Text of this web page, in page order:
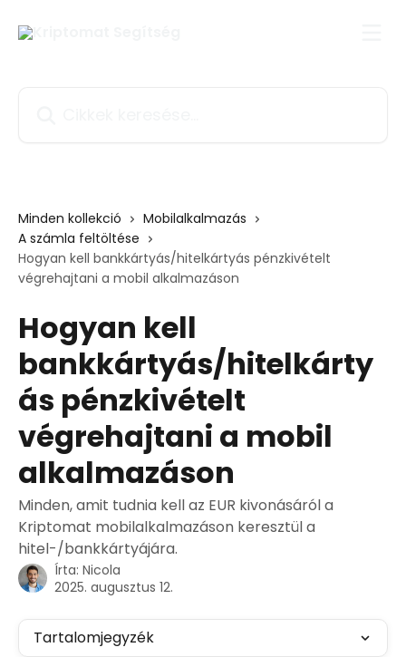
Minden kollekció
Mobilalkalmazás
A számla feltöltése
Hogyan kell bankkártyás/hitelkártyás pénzkivételt
végrehajtani a mobil alkalmazáson
Hogyan kell
bankkártyás/hitelkárty
ás pénzkivételt
végrehajtani a mobil
alkalmazáson
Minden, amit tudnia kell az EUR kivonásáról a
Kriptomat mobilalkalmazáson keresztül a
hitel-/bankkártyájára.
Írta: Nicola
2025. augusztus 12.
Tartalomjegyzék